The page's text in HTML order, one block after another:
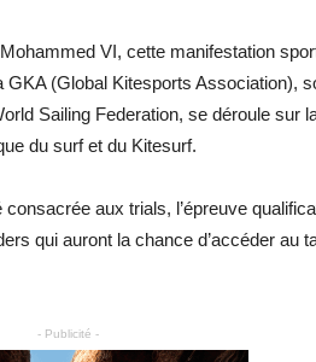
VI, cette manifestation
(Global Kitesports Association),
Sailing Federation, se déroule sur
du surf et du Kitesurf.
aux trials, l’épreuve
qui auront la chance d’accéder au
- Publicité -